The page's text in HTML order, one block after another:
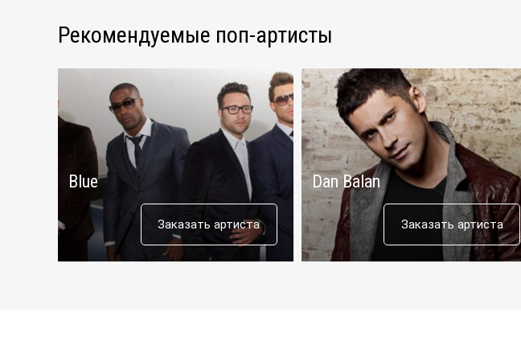
Рекомендуемые поп-артисты
Blue
Заказать артиста
Dan Balan
Заказать артиста